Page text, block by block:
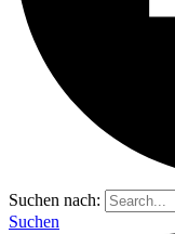
Suchen nach:
Suchen